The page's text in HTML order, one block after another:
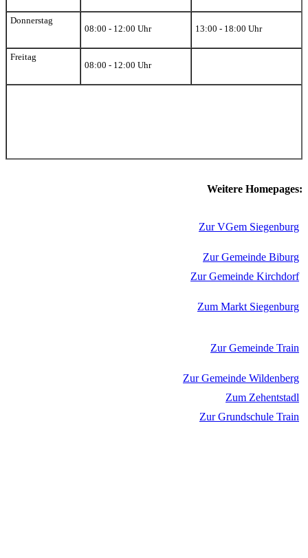
Donnerstag
08:00 - 12:00 Uhr
13:00 - 18:00 Uhr
Freitag
08:00 - 12:00 Uhr
Weitere Homepages:
Zur VGem Siegenburg
Zur Gemeinde Biburg
Zur Gemeinde Kirchdorf
Zum Markt Siegenburg
Zur Gemeinde Train
Zur Gemeinde Wildenberg
Zum Zehentstadl
Zur Grundschule Train